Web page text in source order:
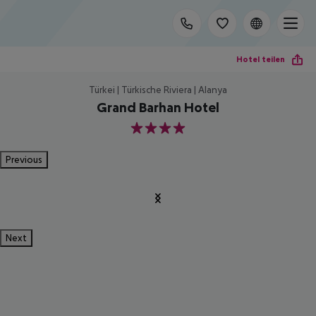
Hotel teilen
Türkei | Türkische Riviera | Alanya
Grand Barhan Hotel
4
Previous
Next